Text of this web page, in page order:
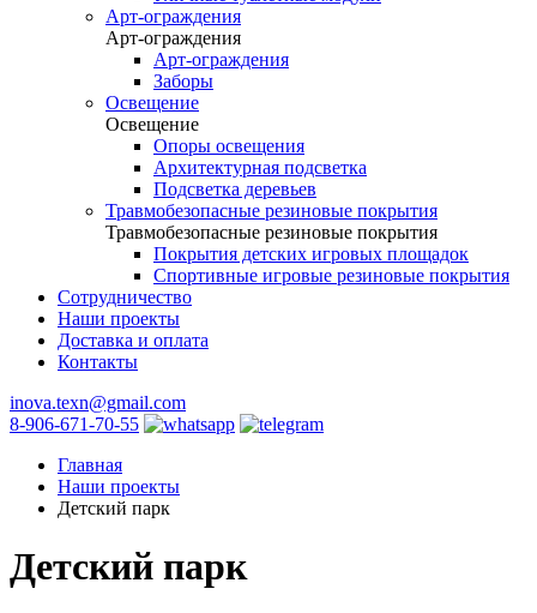
Арт-ограждения
Арт-ограждения
Арт-ограждения
Заборы
Освещение
Освещение
Опоры освещения
Архитектурная подсветка
Подсветка деревьев
Травмобезопасные резиновые покрытия
Травмобезопасные резиновые покрытия
Покрытия детских игровых площадок
Спортивные игровые резиновые покрытия
Сотрудничество
Наши проекты
Доставка и оплата
Контакты
inova.texn@gmail.com
8-906-671-70-55
Главная
Наши проекты
Детский парк
Детский парк